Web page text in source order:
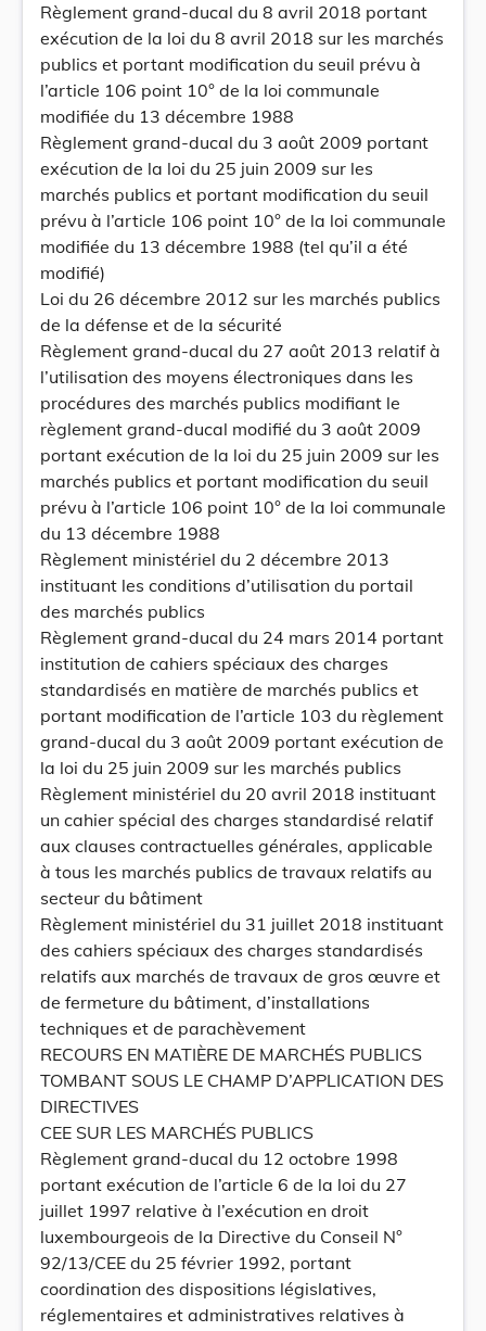
Règlement grand-ducal du 8 avril 2018 portant
exécution de la loi du 8 avril 2018 sur les marchés
publics et portant modification du seuil prévu à
l’article 106 point 10° de la loi communale
modifiée du 13 décembre 1988
Règlement grand-ducal du 3 août 2009 portant
exécution de la loi du 25 juin 2009 sur les
marchés publics et portant modification du seuil
prévu à l’article 106 point 10° de la loi communale
modifiée du 13 décembre 1988 (tel qu’il a été
modifié)
Loi du 26 décembre 2012 sur les marchés publics
de la défense et de la sécurité
Règlement grand-ducal du 27 août 2013 relatif à
l’utilisation des moyens électroniques dans les
procédures des marchés publics modifiant le
règlement grand-ducal modifié du 3 août 2009
portant exécution de la loi du 25 juin 2009 sur les
marchés publics et portant modification du seuil
prévu à l’article 106 point 10° de la loi communale
du 13 décembre 1988
Règlement ministériel du 2 décembre 2013
instituant les conditions d’utilisation du portail
des marchés publics
Règlement grand-ducal du 24 mars 2014 portant
institution de cahiers spéciaux des charges
standardisés en matière de marchés publics et
portant modification de l’article 103 du règlement
grand-ducal du 3 août 2009 portant exécution de
la loi du 25 juin 2009 sur les marchés publics
Règlement ministériel du 20 avril 2018 instituant
un cahier spécial des charges standardisé relatif
aux clauses contractuelles générales, applicable
à tous les marchés publics de travaux relatifs au
secteur du bâtiment
Règlement ministériel du 31 juillet 2018 instituant
des cahiers spéciaux des charges standardisés
relatifs aux marchés de travaux de gros œuvre et
de fermeture du bâtiment, d’installations
techniques et de parachèvement
RECOURS EN MATIÈRE DE MARCHÉS PUBLICS
TOMBANT SOUS LE CHAMP D’APPLICATION DES
DIRECTIVES
CEE SUR LES MARCHÉS PUBLICS
Règlement grand-ducal du 12 octobre 1998
portant exécution de l’article 6 de la loi du 27
juillet 1997 relative à l’exécution en droit
luxembourgeois de la Directive du Conseil N°
92/13/CEE du 25 février 1992, portant
coordination des dispositions législatives,
réglementaires et administratives relatives à